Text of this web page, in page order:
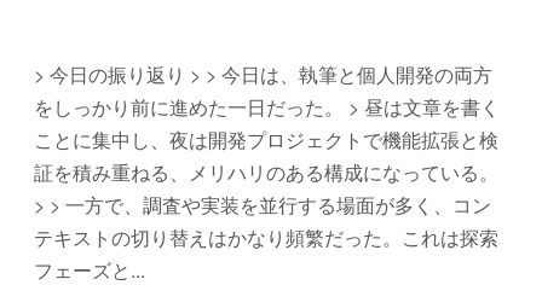
> 今日の振り返り > > 今日は、執筆と個人開発の両方
をしっかり前に進めた一日だった。 > 昼は文章を書く
ことに集中し、夜は開発プロジェクトで機能拡張と検
証を積み重ねる、メリハリのある構成になっている。
> > 一方で、調査や実装を並行する場面が多く、コン
テキストの切り替えはかなり頻繁だった。これは探索
フェーズと...